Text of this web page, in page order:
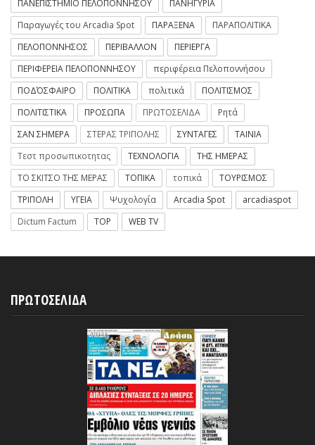
ΠΑΝΕΠΙΣΤΗΜΙΟ ΠΕΛΟΠΟΝΝΗΣΟΥ
ΠΑΝΗΓΥΡΙΑ
Παραγωγές του Arcadia Spot
ΠΑΡΑΞΕΝΑ
ΠΑΡΑΠΟΛΙΤΙΚΑ
ΠΕΛΟΠΟΝΝΗΣΟΣ
ΠΕΡΙΒΑΛΛΟΝ
ΠΕΡΙΕΡΓΑ
ΠΕΡΙΦΕΡΕΙΑ ΠΕΛΟΠΟΝΝΗΣΟΥ
περιφέρεια Πελοποννήσου
ΠΟΔΌΣΦΑΙΡΟ
ΠΟΛΙΤΙΚΑ πολιτικά
ΠΟΛΙΤΙΣΜΟΣ
ΠΟΛΙΤΙΣΤΙΚΑ
ΠΡΟΣΩΠΑ ΠΡΩΤΟΣΕΛΙΔΑ
Ρητά
ΣΑΝ ΣΗΜΕΡΑ
ΣΤΕΡΑΣ ΤΡΙΠΟΛΗΣ ΣΥΝΤΑΓΕΣ
ΤΑΙΝΙΑ
Τεστ προσωπικοτητας
ΤΕΧΝΟΛΟΓΙΑ
ΤΗΣ ΗΜΕΡΑΣ
ΤΟ ΣΚΙΤΣΟ ΤΗΣ ΜΕΡΑΣ
ΤΟΠΙΚΑ τοπικά
ΤΟΥΡΙΣΜΟΣ
ΤΡΙΠΟΛΗ
ΥΓΕΙΑ Ψυχολογία Arcadia Spot
arcadiaspot
Dictum Factum
TOP WEB TV
ΠΡΩΤΟΣΕΛΙΔΑ